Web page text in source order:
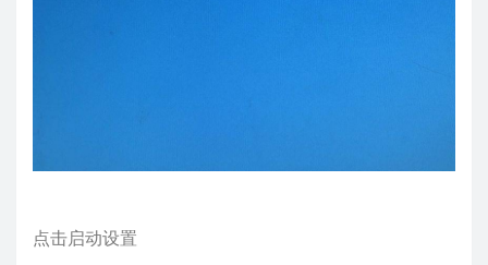
点击启动设置